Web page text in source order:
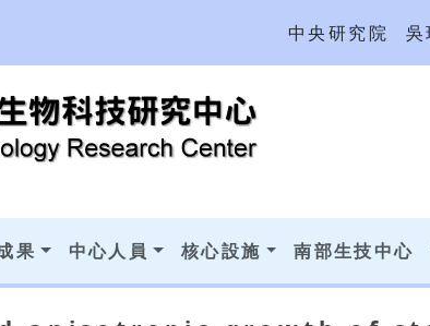
中央研究院 吳
果 中心人員 核心設施 南部生技中心